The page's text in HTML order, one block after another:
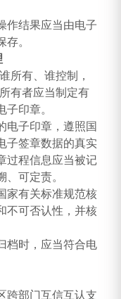
作结果应当由电子
。
所有、谁控制，
有者应当制定有
印章。
电子印章，遵照国
子签章数据的真实
过程信息应当被记
可定责。
家有关标准规范核
不可否认性，并核
档时，应当符合电
跨部门互信互认支